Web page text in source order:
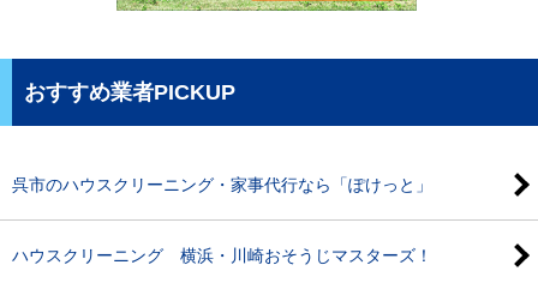
おすすめ業者PICKUP
呉市のハウスクリーニング・家事代行なら「ぽけっと」
ハウスクリーニング 横浜・川崎おそうじマスターズ！